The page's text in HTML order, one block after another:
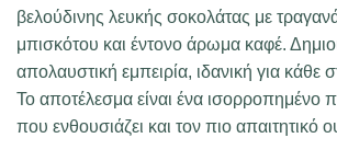
βελούδινης λευκής σοκολάτας με
μπισκότου και έντονο άρωμα καφέ.
απολαυστική εμπειρία, ιδανική για κάθε
Το αποτέλεσμα είναι ένα ισορροπημένο
που ενθουσιάζει και τον πιο απαιτητικό